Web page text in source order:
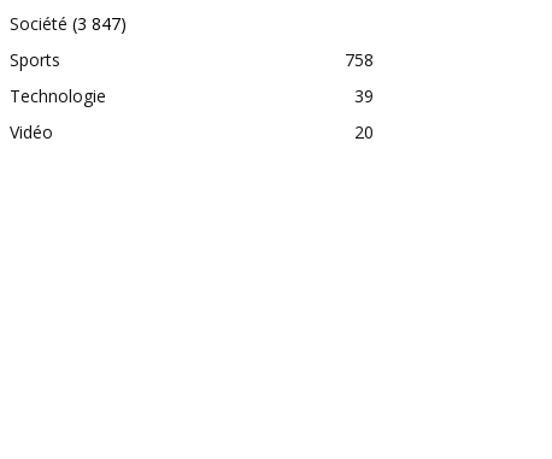
Société (3 847)
Sports
758
Technologie
39
Vidéo
20